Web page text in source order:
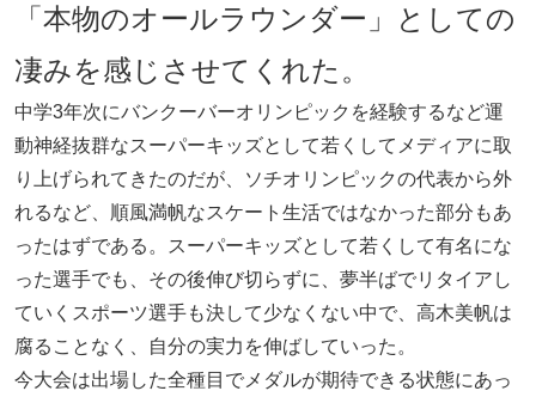
「本物のオールラウンダー」としての
凄みを感じさせてくれた。
中学3年次にバンクーバーオリンピックを経験するなど運
動神経抜群なスーパーキッズとして若くしてメディアに取
り上げられてきたのだが、ソチオリンピックの代表から外
れるなど、順風満帆なスケート生活ではなかった部分もあ
ったはずである。スーパーキッズとして若くして有名にな
った選手でも、その後伸び切らずに、夢半ばでリタイアし
ていくスポーツ選手も決して少なくない中で、高木美帆は
腐ることなく、自分の実力を伸ばしていった。
今大会は出場した全種目でメダルが期待できる状態にあっ